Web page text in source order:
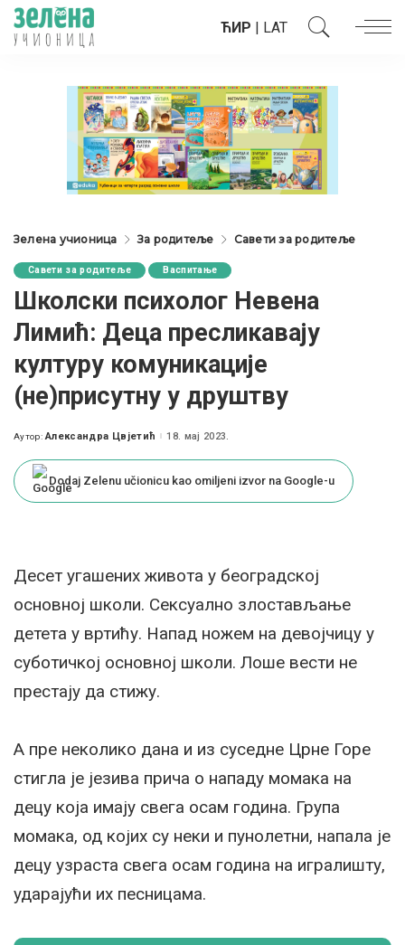
ЋИР | LAT
Зелена учионица За родитеље Савети за родитеље
Савети за родитеље Васпитање
Школски психолог Невена
Лимић: Деца пресликавају
културу комуникације
(не)присутну у друштву
Posted
Аутор: Александра Цвјетић 18. мај 2023.
Dodaj Zelenu učionicu kao omiljeni izvor na Google-u
Десет угашених живота у београдској
основној школи. Сексуално злостављање
детета у вртићу. Напад ножем на девојчицу у
суботичкој основној школи. Лоше вести не
престају да стижу.
А пре неколико дана и из суседне Црне Горе
стигла је језива прича о нападу момака на
децу која имају свега осам година. Група
момака, од којих су неки и пунолетни, напала је
децу узраста свега осам година на игралишту,
ударајући их песницама.